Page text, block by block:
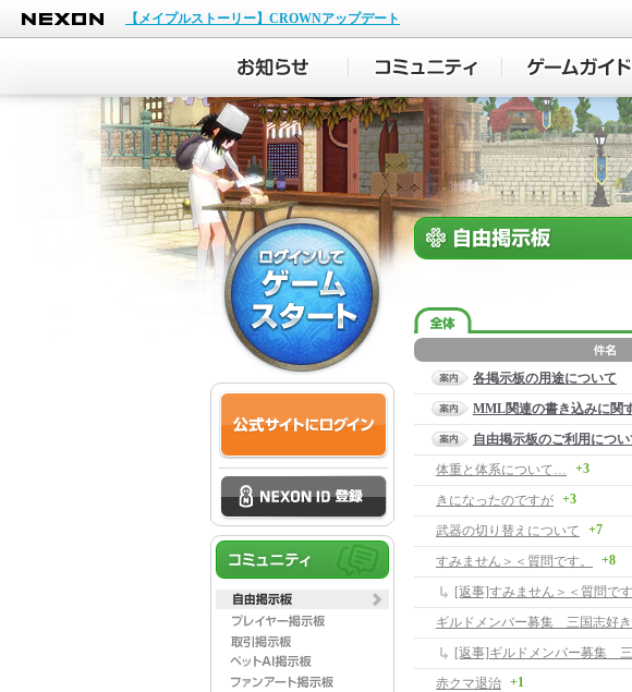
NEXON
【メイプルストーリー】CROWNアップデート
各掲示板の用途について
MML関連の書き込みに関
自由掲示板のご利用につい
体重と体系について…
+3
きになったのですが +3
武器の切り替えについて
+7
すみません＞＜質問です。
+8
[返事]すみません＞＜質問です
ギルドメンバー募集 三国志好き
赤クマ退治 +1